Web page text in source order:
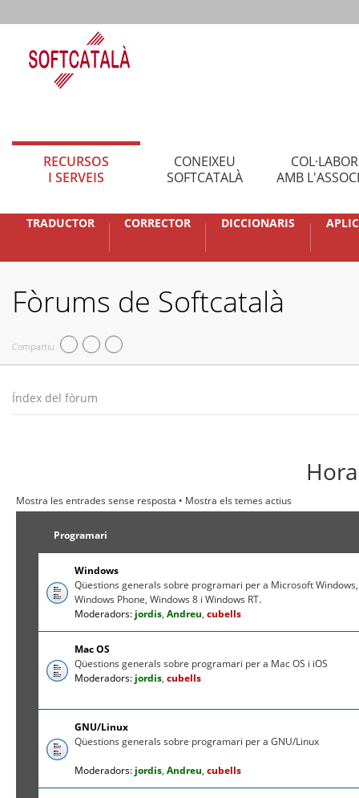
RECURSOS
I SERVEIS
CONEIXEU
SOFTCATALÀ
AMB
TRADUCTOR CORRECTOR DICCIONARIS
Fòrums de Softcatalà
Compartiu
Índex del fòrum
Mostra les entrades sense resposta • Mostra els temes actius
Programari
Windows
Qüestions generals sobre programari per a Microsoft Windows,
Windows Phone, Windows 8 i Windows RT.
Moderadors: jordis,Andreu,cubells
Mac OS
Qüestions generals sobre programari per a Mac OS i iOS
Moderadors: jordis,cubells
GNU/Linux
Qüestions generals sobre programari per a GNU/Linux
Moderadors: jordis,Andreu,cubells